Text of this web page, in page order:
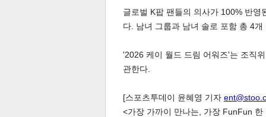
글로벌 K팝 팬들의 의사가 100% 반
다. 남녀 그룹과 남녀 솔로 포함 총 4
'2026 케이 월드 드림 어워즈'는 조직
관한다.
[스포츠투데이 윤혜영 기자
<가장 가까이 만나는, 가장 FunFun